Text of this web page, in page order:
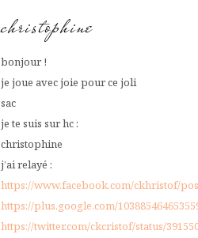
christophine
bonjour !
je joue avec joie pour ce joli
sac
je te suis sur hc :
christophine
j’ai relayé :
https://www.facebook.com/ckhristof/
https://plus.google.com/
https://twitter.com/ckcristof/status/